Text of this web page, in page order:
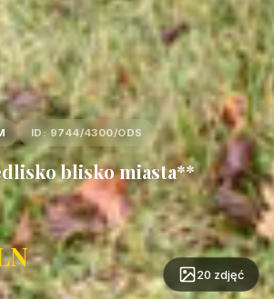
ID: 9744/4300/ODS
blisko miasta**
20 zdjęć